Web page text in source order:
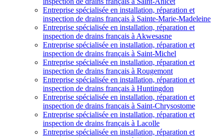
Entreprise spécialisée en installation, réparation et
inspection de drains français à Sainte-Marie-Madeleine
Entreprise spécialisée en installation, réparation et
inspection de drains français à Akwesasne
Entreprise spécialisée en installation, réparation et
inspection de drains français à Saint-Michel
Entreprise spécialisée en installation, réparation et
inspection de drains français à Rougemont
Entreprise spécialisée en installation, réparation et
inspection de drains français à Huntingdon
Entreprise spécialisée en installation, réparation et
inspection de drains français à Saint-Chrysostome
Entreprise spécialisée en installation, réparation et
inspection de drains français à Lacolle
Entreprise spécialisée en installation, réparation et